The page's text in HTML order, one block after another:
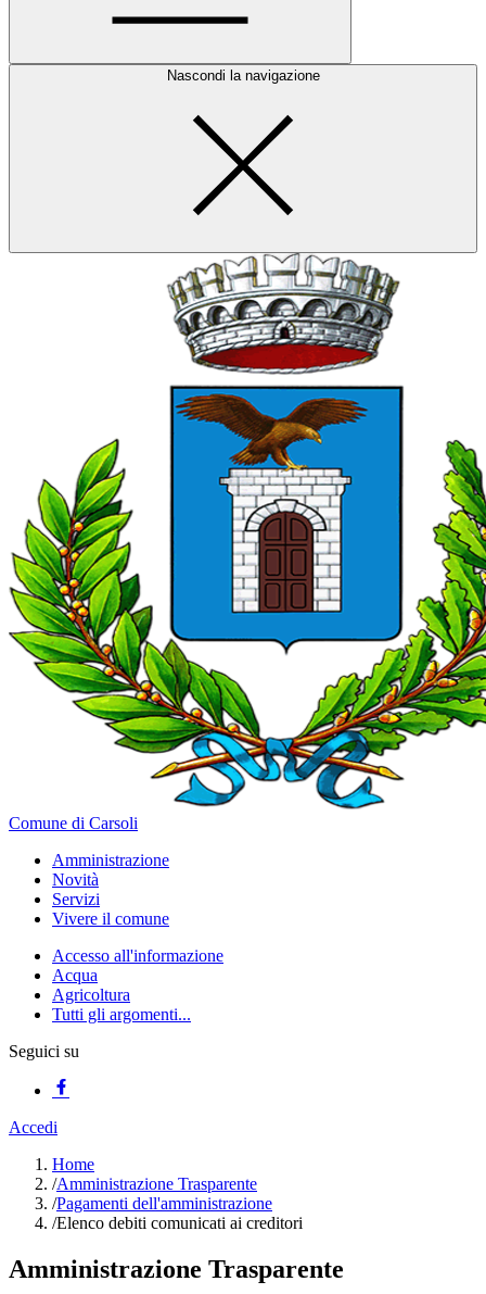
Nascondi la navigazione
Comune di Carsoli
Amministrazione
Novità
Servizi
Vivere il comune
Accesso all'informazione
Acqua
Agricoltura
Tutti gli argomenti...
Seguici su
Accedi
Home
/Amministrazione Trasparente
/Pagamenti dell'amministrazione
/Elenco debiti comunicati ai creditori
Amministrazione Trasparente